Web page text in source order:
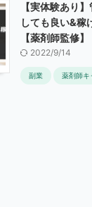
【実体験あり
しても良い&稼
【薬剤師監修】
2022/9/14
副業 薬剤師キ